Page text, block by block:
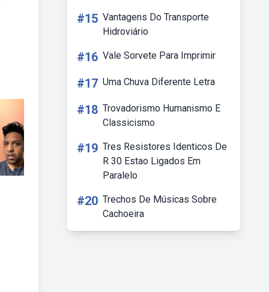
#15 Vantagens Do Transporte
Hidroviário
#16 Vale Sorvete Para Imprimir
#17 Uma Chuva Diferente Letra
#18 Trovadorismo Humanismo E
Classicismo
#19 Tres Resistores Identicos De
R 30 Estao Ligados Em
Paralelo
#20 Trechos De Músicas Sobre
Cachoeira